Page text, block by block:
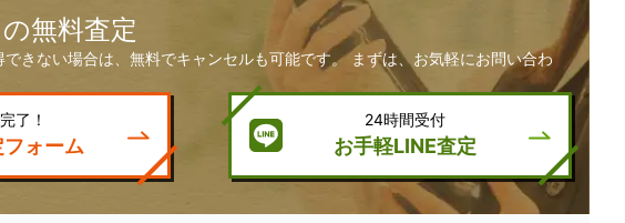
の無料査定
きない場合は、無料でキャンセルも可能です。 まずは、お気軽にお問い合わ
了！
ォーム
24時間受付
お手軽LINE査定